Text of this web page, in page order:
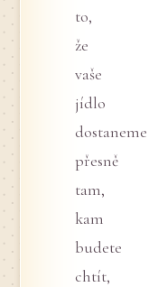
to,
že
vaše
jídlo
dostaneme
přesně
tam,
kam
budete
chtít,